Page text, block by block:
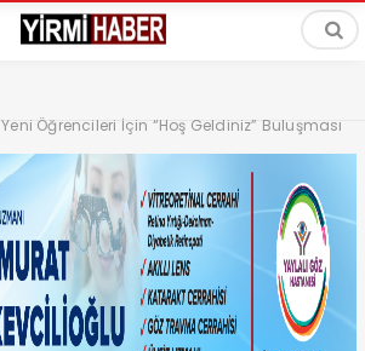
Öğrencileri İçin “Hoş Geldiniz” Buluşması